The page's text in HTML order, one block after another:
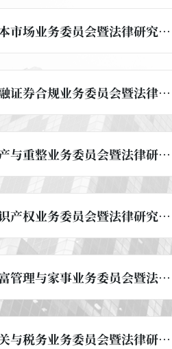
国浩资本市场业务委员会暨法律研究中心
国浩金融证券合规业务委员会暨法律研究中心
国浩破产与重整业务委员会暨法律研究中心
国浩知识产权业务委员会暨法律研究中心
国浩财富管理与家事业务委员会暨法律研究中心
国浩海关与税务业务委员会暨法律研究中心